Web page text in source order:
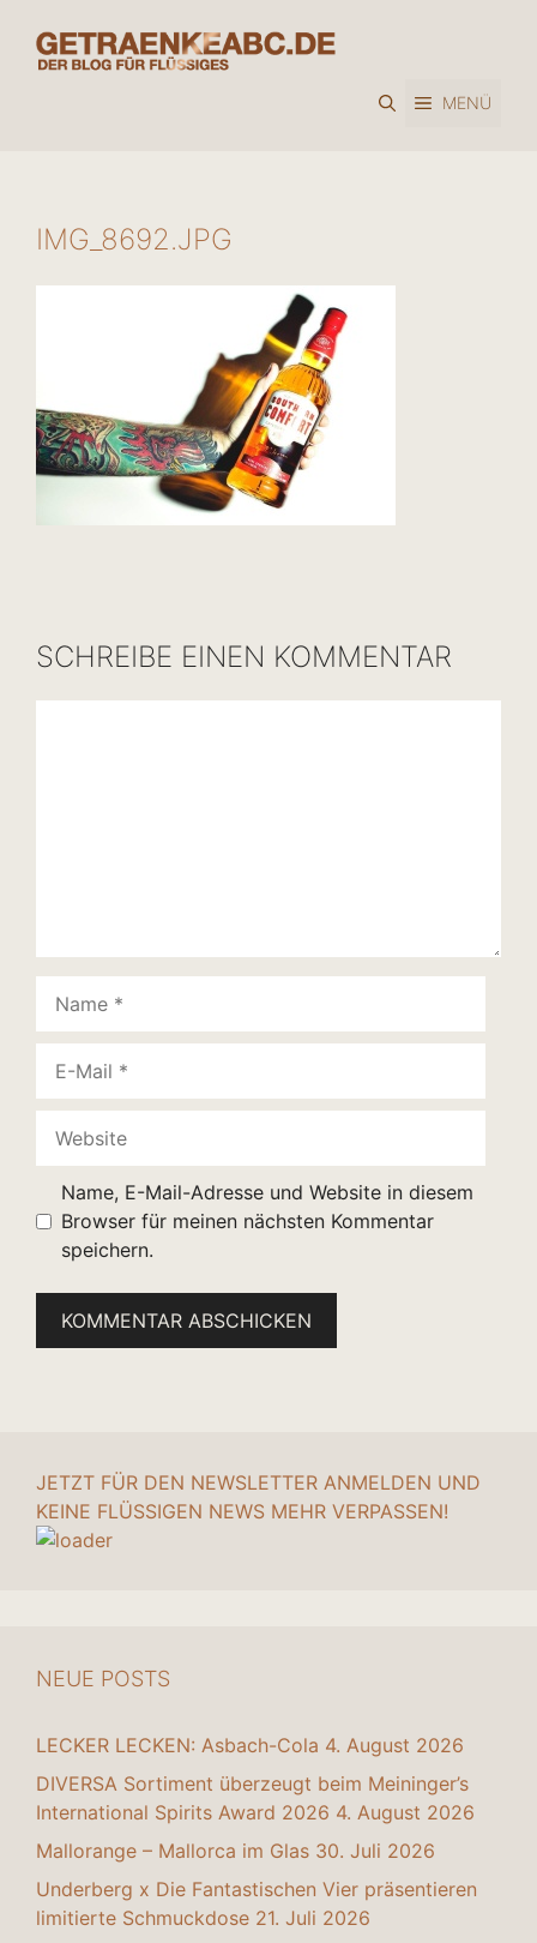
Inhalt
springen
MENÜ
IMG_8692.JPG
SCHREIBE EINEN KOMMENTAR
Mail
Name, E-Mail-Adresse und Website in diesem
Browser für meinen nächsten Kommentar
speichern.
JETZT FÜR DEN NEWSLETTER ANMELDEN UND
KEINE FLÜSSIGEN NEWS MEHR VERPASSEN!
NEUE POSTS
LECKER LECKEN: Asbach-Cola 4. August 2026
DIVERSA Sortiment überzeugt beim Meininger’s
International Spirits Award 2026 4. August 2026
Mallorange – Mallorca im Glas 30. Juli 2026
Underberg x Die Fantastischen Vier präsentieren
limitierte Schmuckdose 21. Juli 2026